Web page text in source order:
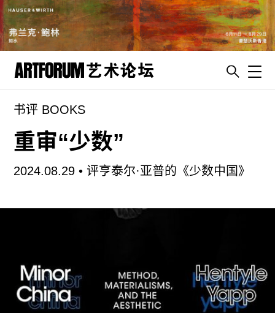
artguide
新闻
展评
杂志
ART & EDUCATION
广告
订阅
书评 BOOKS
重审“少数”
2024.08.29 • 评亨泰尔·亚普的《少数中国》